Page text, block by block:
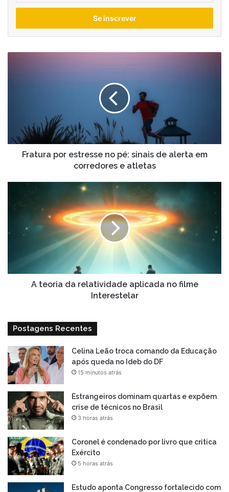
seu
de
alerta
em
corredores
Fratura por estresse no pé: sinais de alerta em
corredores e atletas
da
aplicada
A teoria da relatividade aplicada no filme
Interestelar
Postagens Recentes
Celina Leão troca comando da Educação
após queda no Ideb do DF
15 minutos atrás
Estrangeiros dominam quartas e expõem
crise de técnicos no Brasil
3 horas atrás
Coronel é condenado por livro que critica
Exército
5 horas atrás
Estudo aponta Congresso fortalecido com